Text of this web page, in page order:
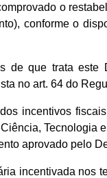
o
conforme o
de que trata este
no art. 64 do
incentivos
Tecnologia
aprovado pelo
incentivada nos